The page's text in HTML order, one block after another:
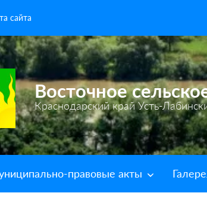
сайта
Восточное
Краснодарский край Усть-
правовые акты